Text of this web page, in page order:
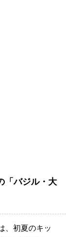
「バジル・大
、初夏のキッ